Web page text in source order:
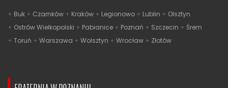
Buk Czarnków Kraków Legionowo Lublin
Olsztyn
Ostrów Wielkopolski
Pabianice Poznań Szczecin
Śrem
Toruń
Warszawa Wolsztyn Wrocław Złotów